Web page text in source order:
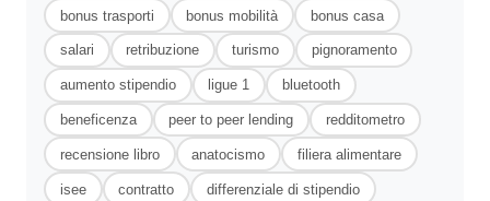
bonus trasporti bonus mobilità bonus casa
salari retribuzione turismo pignoramento
aumento stipendio ligue 1 bluetooth
beneficenza peer to peer lending redditometro
recensione libro anatocismo filiera alimentare
isee contratto differenziale di stipendio